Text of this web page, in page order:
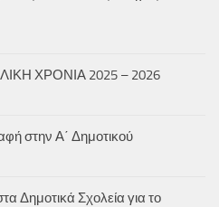
ΧΡΟΝΙΑ 2025 – 2026
στην Α΄ Δημοτικού
Δημοτικά Σχολεία για το